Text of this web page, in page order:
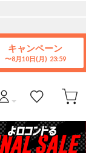
キャンペーン
8月10日(月)